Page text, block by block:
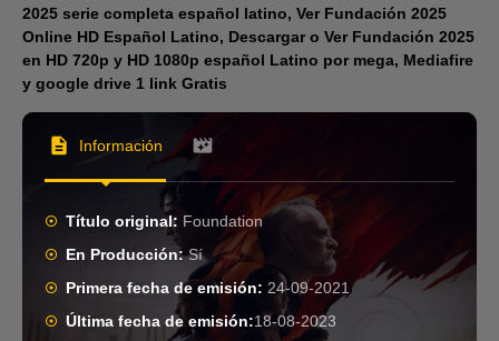
3
El rey y el
plebeyo
más escasas
2023
Los visuales y
los vistos
2023
Por qué los
2
Sombras en la
2025
2025
4
Episodio 4
2025
Episodio 5
2025 serie completa español latino, Ver Fundación 2025
Online HD Español Latino, Descargar o Ver Fundación 2025
en HD 720p y HD 1080p español Latino por mega, Mediafire
y google drive 1 link Gratis
Información
Título original: Foundation
En Producción:Sí
Primera fecha de emisión: 24-09-2021
Última fecha de emisión:18-08-2023